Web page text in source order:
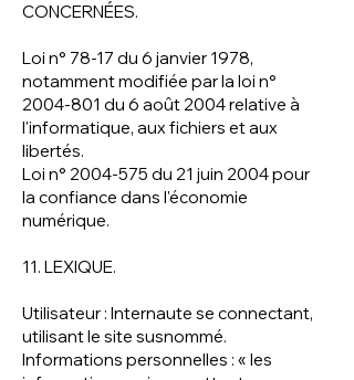
CONCERNÉES.
Loi n° 78-17 du 6 janvier 1978,
notamment modifiée par la loi n°
2004-801 du 6 août 2004 relative à
l'informatique, aux fichiers et aux
libertés.
Loi n° 2004-575 du 21 juin 2004 pour
la confiance dans l'économie
numérique.
11. LEXIQUE.
Utilisateur : Internaute se connectant,
utilisant le site susnommé.
Informations personnelles : « les